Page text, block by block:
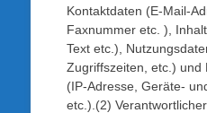
Kontaktdaten (E-Mail-
Faxnummer etc. ),
Text etc.),
Zugriffszeiten, etc.) und
(IP-Adresse, Geräte-
etc.).(2)